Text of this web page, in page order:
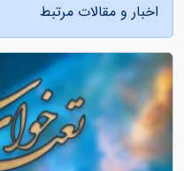
اخبار و مقالات مرتبط